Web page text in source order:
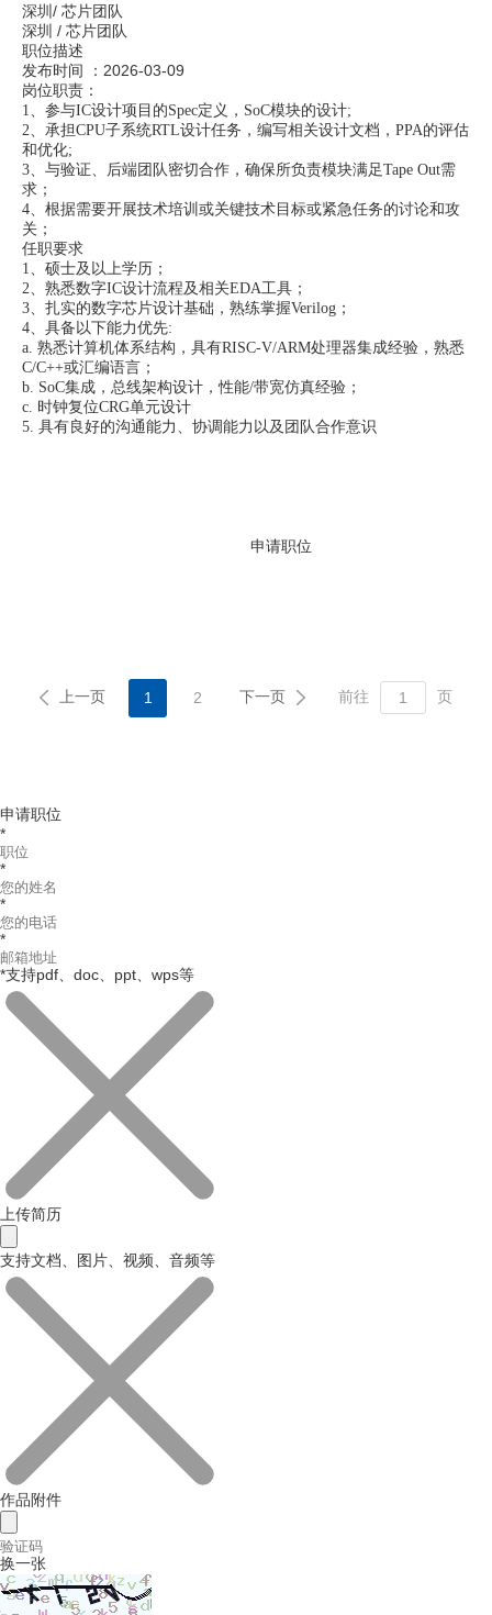
深圳 / 芯片团队
深圳 / 芯片团队
职位描述
发布时间 ： 2026-03-09
岗位职责：
1、参与IC设计项目的Spec定义，SoC模块的设计;
2、承担CPU子系统RTL设计任务，编写相关设计文档，PPA的评估
和优化;
3、与验证、后端团队密切合作，确保所负责模块满足Tape Out需
求；
4、根据需要开展技术培训或关键技术目标或紧急任务的讨论和攻
关；
任职要求
1、硕士及以上学历；
2、熟悉数字IC设计流程及相关EDA工具；
3、扎实的数字芯片设计基础，熟练掌握Verilog；
4、具备以下能力优先:
a. 熟悉计算机体系结构，具有RISC-V/ARM处理器集成经验，熟悉
C/C++或汇编语言；
b. SoC集成，总线架构设计，性能/带宽仿真经验；
c. 时钟复位CRG单元设计
5. 具有良好的沟通能力、协调能力以及团队合作意识
申请职位
上一页 1 2 下一页 前往 页
申请职位
*
*
*
*
*支持pdf、doc、ppt、wps等
上传简历
支持文档、图片、视频、音频等
作品附件
换一张